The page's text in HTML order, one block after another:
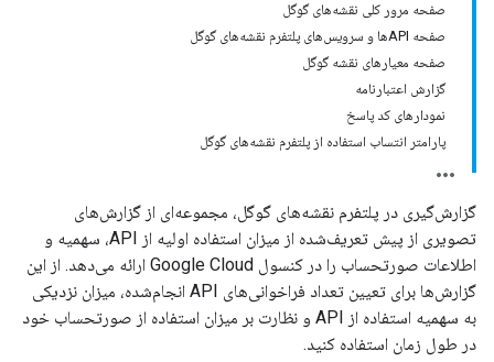
صفحه مرور کلی نقشه‌های گوگل
صفحه APIها و سرویس‌های پلتفرم نقشه‌های گوگل
صفحه معیارهای نقشه گوگل
گزارش اعتبارنامه
نمودارهای کد پاسخ
پارامتر انتساب استفاده از پلتفرم نقشه‌های گوگل
گزارش‌گیری در پلتفرم نقشه‌های گوگل، مجموعه‌ای از گزارش‌های
تصویری از پیش تعریف‌شده از میزان استفاده اولیه از API، سهمیه و
اطلاعات صورتحساب را در کنسول Google Cloud ارائه می‌دهد. از این
گزارش‌ها برای تعیین تعداد فراخوانی‌های API انجام‌شده، میزان نزدیکی
به سهمیه استفاده از API و نظارت بر میزان استفاده از صورتحساب خود
در طول زمان استفاده کنید.